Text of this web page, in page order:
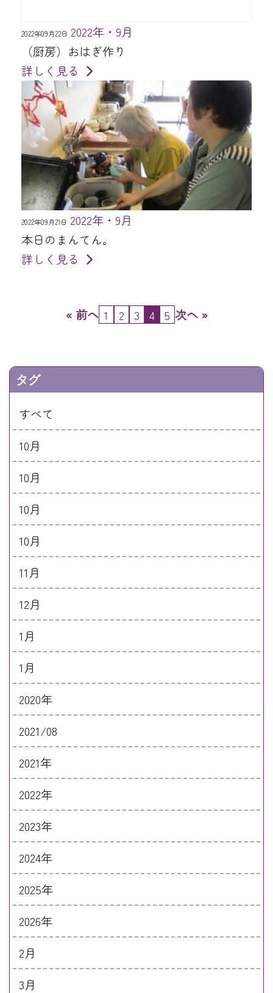
2022年09月22日 2022年・9月
（厨房）おはぎ作り
詳しく見る
2022年09月21日 2022年・9月
本日のまんてん。
詳しく見る
« 前へ 1 2 3 4 5 次へ »
タグ
すべて
10月
10月
10月
10月
11月
12月
1月
1月
2020年
2021/08
2021年
2022年
2023年
2024年
2025年
2026年
2月
3月